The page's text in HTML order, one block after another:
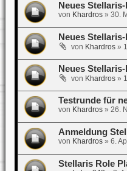
Neues
von Khardros» 30.
Neues
von Khardros»
Neues Stellaris-
von Khardros»
Testrunde für
von Khardros» 26.
Anmeldung
von Khardros» 6.
Stellaris Role